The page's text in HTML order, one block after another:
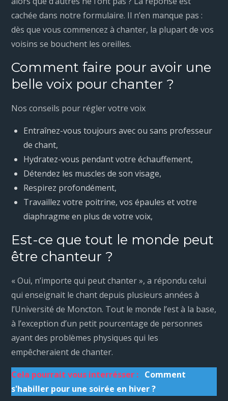
cachée dans notre formulaire. Il n’en manque pas :
dès que vous commencez à chanter, la plupart de vos
voisins se bouchent les oreilles.
Comment faire pour avoir une
belle voix pour chanter ?
Nos conseils pour régler votre voix
Entraînez-vous toujours avec ou sans professeur
de chant,
Hydratez-vous pendant votre échauffement,
Détendez les muscles de son visage,
Respirez profondément,
Travaillez votre poitrine, vos épaules et votre
diaphragme en plus de votre voix,
Est-ce que tout le monde peut
être chanteur ?
« Oui, n’importe qui peut chanter », a répondu celui
qui enseignait le chant depuis plusieurs années à
l’Université de Moncton. Tout le monde l’est à la base,
à l’exception d’un petit pourcentage de personnes
ayant des problèmes physiques qui les
empêcheraient de chanter.
Cela pourrait vous interrésser : Comment
s'habiller pour une soirée en hiver ?